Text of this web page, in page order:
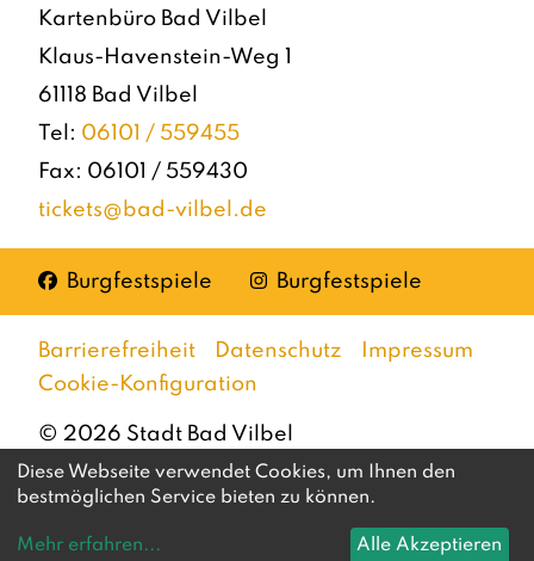
Kartenbüro Bad Vilbel
Klaus-Havenstein-Weg 1
61118 Bad Vilbel
Tel: 06101 / 559455
Fax: 06101 / 559430
tickets@bad-vilbel.de
Facebook
Burgfestspiele Instagram
Burgfestspiele
© 2026 Stadt Bad Vilbel
Barrierefreiheit Datenschutz
Impressum
Cookie-Konfiguration
Diese Webseite verwendet Cookies, um Ihnen den
bestmöglichen Service bieten zu können.
Mehr erfahren... Alle Akzeptieren